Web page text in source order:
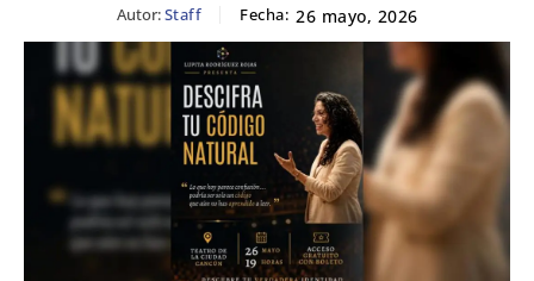
Autor:Staff Fecha: 26 mayo, 2026